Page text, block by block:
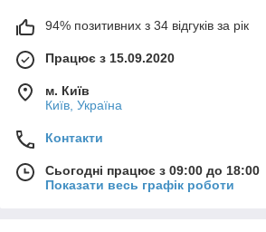
94% позитивних з 34 відгуків за рік
Працює з 15.09.2020
м. Київ
Київ, Україна
Контакти
Сьогодні працює з 09:00 до 18:00
Показати весь графік роботи